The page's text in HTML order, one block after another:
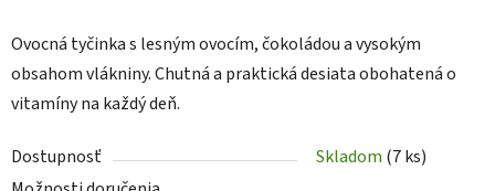
Ovocná tyčinka s lesným ovocím, čokoládou a vysokým
obsahom vlákniny. Chutná a praktická desiata obohatená o
vitamíny na každý deň.
Dostupnosť Skladom (7 ks)